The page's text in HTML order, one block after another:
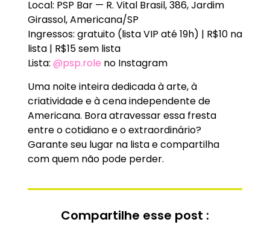
Local: PSP Bar — R. Vital Brasil, 386, Jardim
Girassol, Americana/SP
Ingressos: gratuito (lista VIP até 19h) | R$10 na
lista | R$15 sem lista
Lista: @psp.role no Instagram
Uma noite inteira dedicada à arte, à
criatividade e à cena independente de
Americana. Bora atravessar essa fresta
entre o cotidiano e o extraordinário?
Garante seu lugar na lista e compartilha
com quem não pode perder.
Compartilhe esse post :